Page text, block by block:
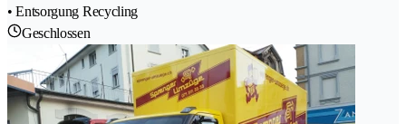
• Entsorgung Recycling
Geschlossen